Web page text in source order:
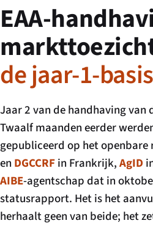
EAA-
de jaar-1-
Jaar 2 van de handhaving van
Twaalf maanden eerder
gepubliceerd op het openbare
en DGCCRFin Frankrijk,AgID
AIBE-agentschap dat in
statusrapport. Het is het
herhaalt geen van beide; het